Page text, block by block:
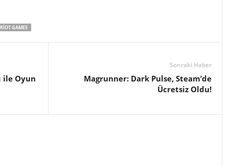
RIOT GAMES
ile Oyun
Sonraki Haber
Magrunner: Dark Pulse, Steam’de
Ücretsiz Oldu!